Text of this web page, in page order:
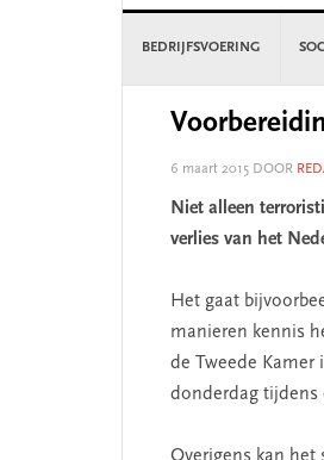
BEDRIJFSVOERING
6 maart 2015 DOOR
Niet alleen
verlies van het
Het gaat
manieren kennis
de Tweede
donderdag tijdens